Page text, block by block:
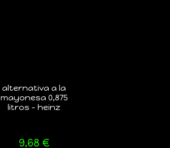
alternativa a la
mayonesa 0,875
litros – heinz
9,68 €